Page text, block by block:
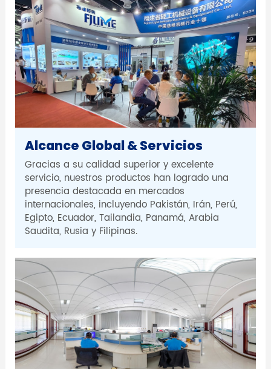
Alcance Global & Servicios
Gracias a su calidad superior y excelente
servicio, nuestros productos han logrado una
presencia destacada en mercados
internacionales, incluyendo Pakistán, Irán, Perú,
Egipto, Ecuador, Tailandia, Panamá, Arabia
Saudita, Rusia y Filipinas.